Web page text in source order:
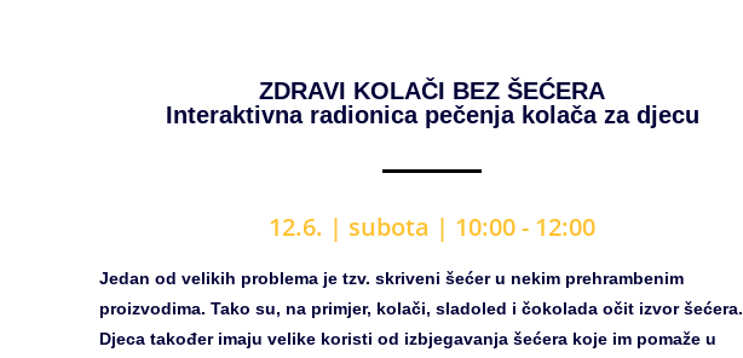
ZDRAVI KOLAČI BEZ ŠEĆERA
Interaktivna radionica pečenja kolača za djecu
12.6. | subota | 10:00 - 12:00
Jedan od velikih problema je tzv. skriveni šećer u nekim prehrambenim
proizvodima. Tako su, na primjer, kolači, sladoled i čokolada očit izvor šećera.
Djeca također imaju velike koristi od izbjegavanja šećera koje im pomaže u